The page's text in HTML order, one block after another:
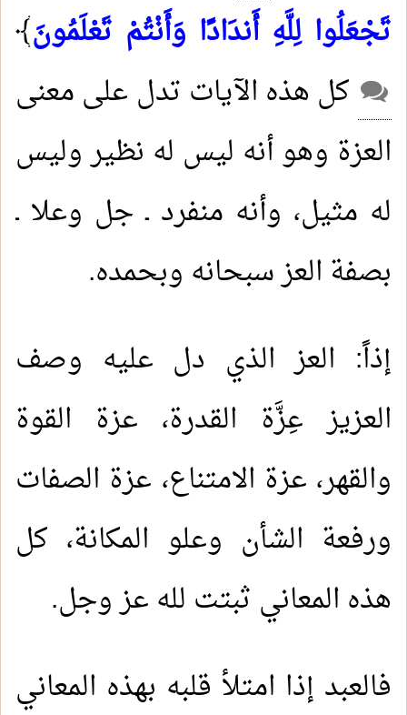
تَجْعَلُوا لِلَّهِ أَندَادًا وَأَنْتُمْ تَعْلَمُونَ﴾
كل هذه الآيات تدل على معنى
العزة وهو أنه ليس له نظير وليس
له مثيل، وأنه منفرد ـ جل وعلا ـ
بصفة العز سبحانه وبحمده.
إذاً: العز الذي دل عليه وصف
العزيز عِزَّة القدرة، عزة القوة
والقهر، عزة الامتناع، عزة الصفات
ورفعة الشأن وعلو المكانة، كل
هذه المعاني ثبتت لله عز وجل.
فالعبد إذا امتلأ قلبه بهذه المعاني